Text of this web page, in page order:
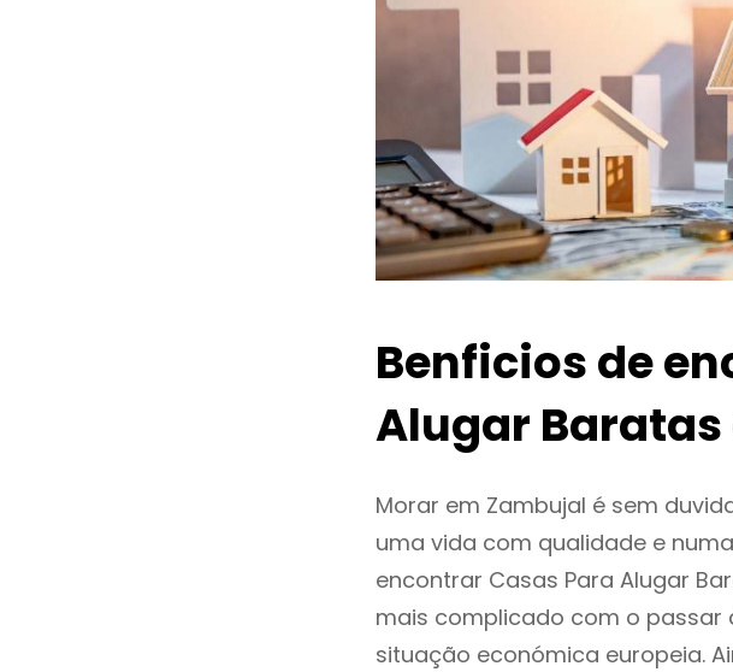
Benficios de
Alugar
Morar em Zambujal é sem
uma vida com qualidade e
encontrar Casas Para Alugar
mais complicado com o
situação económica europeia.